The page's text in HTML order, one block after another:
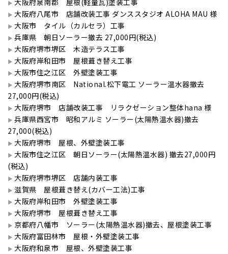
大阪府泉南郡 屋根(軽量瓦)塗装工事
大阪府八尾市 店舗改装工事 ダンススタジオ ALOHA MAU 様
大阪市 タイル（カルセラ）工事
兵庫県 朝日ソーラー撤去 27,000円(税込)
大阪府堺市堺区 木造テラス工事
大阪府岸和田市 屋根葺き替え工事
大阪市住之江区 外壁塗装工事
大阪府堺市南区 National.松下電工 ソーラー温水器撤去
27,000円(税込)
大阪府堺市 店舗改装工事 リラクゼーション整体hana 様
兵庫県西宮市 昭和アルミ ソーラー(太陽熱温水器)撤去
27,000(税込)
大阪府堺市 屋根、外壁塗装工事
大阪市住之江区 朝日ソーラー(太陽熱温水器) 撤去27,000円
(税込)
大阪府堺市堺区 店舗内装工事
滋賀県 屋根葺き替え(カバー工法)工事
大阪府岸和田市 外壁塗装工事
大阪府堺市 屋根葺き替え工事
京都府八幡市 ソーラー(太陽熱温水器)撤去、屋根塗装工事
大阪府富田林市 屋根・外壁塗装工事
大阪府和泉市 屋根、外壁塗装工事